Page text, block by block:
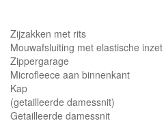
Zijzakken met rits
Mouwafsluiting met elastische inzet
Zippergarage
Microfleece aan binnenkant
Kap
(getailleerde damessnit)
Getailleerde damessnit